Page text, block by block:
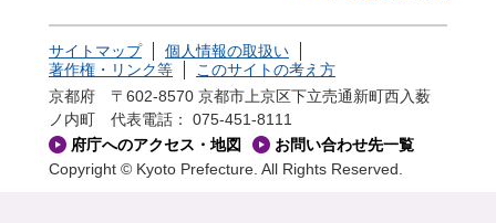
サイトマップ
個人情報の取扱い
著作権・リンク等
このサイトの考え方
京都府 〒602-8570 京都市上京区下立売通新町西入薮
ノ内町
代表電話： 075-451-8111
府庁へのアクセス・地図
お問い合わせ先一覧
Copyright © Kyoto Prefecture. All Rights Reserved.